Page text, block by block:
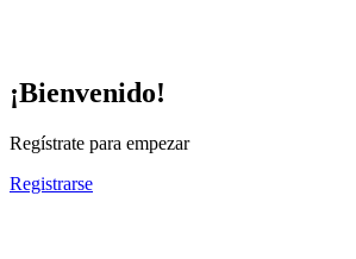
¡Bienvenido!
Regístrate para empezar
Registrarse